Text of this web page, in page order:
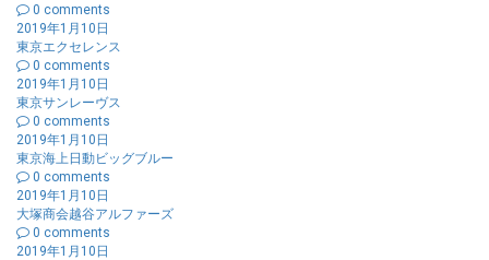
0 comments
2019年1月10日
東京エクセレンス
0 comments
2019年1月10日
東京サンレーヴス
0 comments
2019年1月10日
東京海上日動ビッグブルー
0 comments
2019年1月10日
大塚商会越谷アルファーズ
0 comments
2019年1月10日